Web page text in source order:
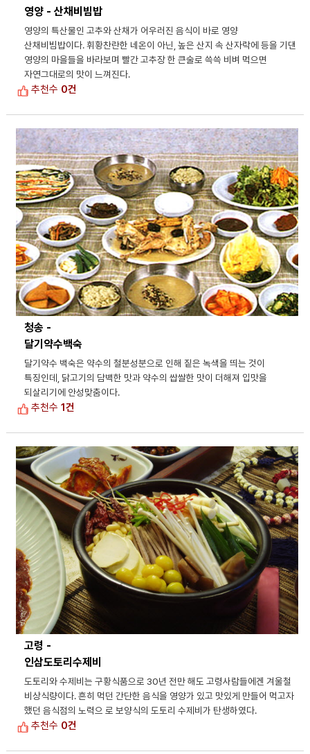
영양 - 산채비빔밥
영양의 특산물인 고추와 산채가 어우러진 음식이 바로 영양
산채비빔밥이다. 휘황찬란한 네온이 아닌, 높은 산지 속 산자락에 등을 기댄
영양의 마을들을 바라보며 빨간 고추장 한 큰술로 쓱쓱 비벼 먹으면
자연그대로의 맛이 느껴진다.
추천수 0건
청송 -
달기약수백숙
달기약수 백숙은 약수의 철분성분으로 인해 짙은 녹색을 띄는 것이
특징인데, 닭고기의 담백한 맛과 약수의 쌉쌀한 맛이 더해져 입맛을
되살리기에 안성맞춤이다.
추천수1건
고령 -
인삼도토리수제비
도토리와 수제비는 구황식품으로 30년 전만 해도 고령사람들에겐 겨울철
비상식량이다. 흔히 먹던 간단한 음식을 영양가 있고 맛있게 만들어 먹고자
했던 음식점의 노력으 로 보양식의 도토리 수제비가 탄생하였다.
추천수 0건